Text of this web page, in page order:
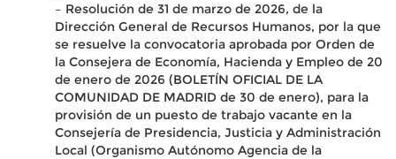
– Resolución de 31 de marzo de 2026, de la
Dirección General de Recursos Humanos, por la que
se resuelve la convocatoria aprobada por Orden de
la Consejera de Economía, Hacienda y Empleo de 20
de enero de 2026 (BOLETÍN OFICIAL DE LA
COMUNIDAD DE MADRID de 30 de enero), para la
provisión de un puesto de trabajo vacante en la
Consejería de Presidencia, Justicia y Administración
Local (Organismo Autónomo Agencia de la